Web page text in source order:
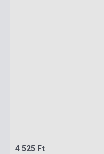
4 525 Ft